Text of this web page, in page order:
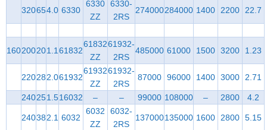
320654.0 6330
6330
ZZ
6330-
2RS
274000284000 1400 2200 22.7
160200201.161832
61832
ZZ
61932-
2RS
485000 61000 1500 3200 1.23
220282.061932
61932
ZZ
61932-
2RS
87000 96000 1400 3000 2.71
240251.516032 – – 99000 108000 – 2800 4.2
240382.1 6032
6032
ZZ
6032-
2RS
137000135000 1600 2800 5.15